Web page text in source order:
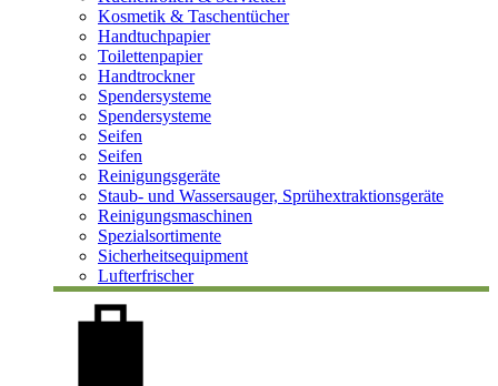
Kosmetik & Taschentücher
Handtuchpapier
Toilettenpapier
Handtrockner
Spendersysteme
Spendersysteme
Seifen
Seifen
Reinigungsgeräte
Staub- und Wassersauger, Sprühextraktionsgeräte
Reinigungsmaschinen
Spezialsortimente
Sicherheitsequipment
Lufterfrischer